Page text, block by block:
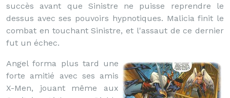
succès avant que Sinistre ne puisse reprendre le
dessus avec ses pouvoirs hypnotiques. Malicia finit le
combat en touchant Sinistre, et l'assaut de ce dernier
fut un échec.
Angel forma plus tard une
forte amitié avec ses amis
X-Men, jouant même aux